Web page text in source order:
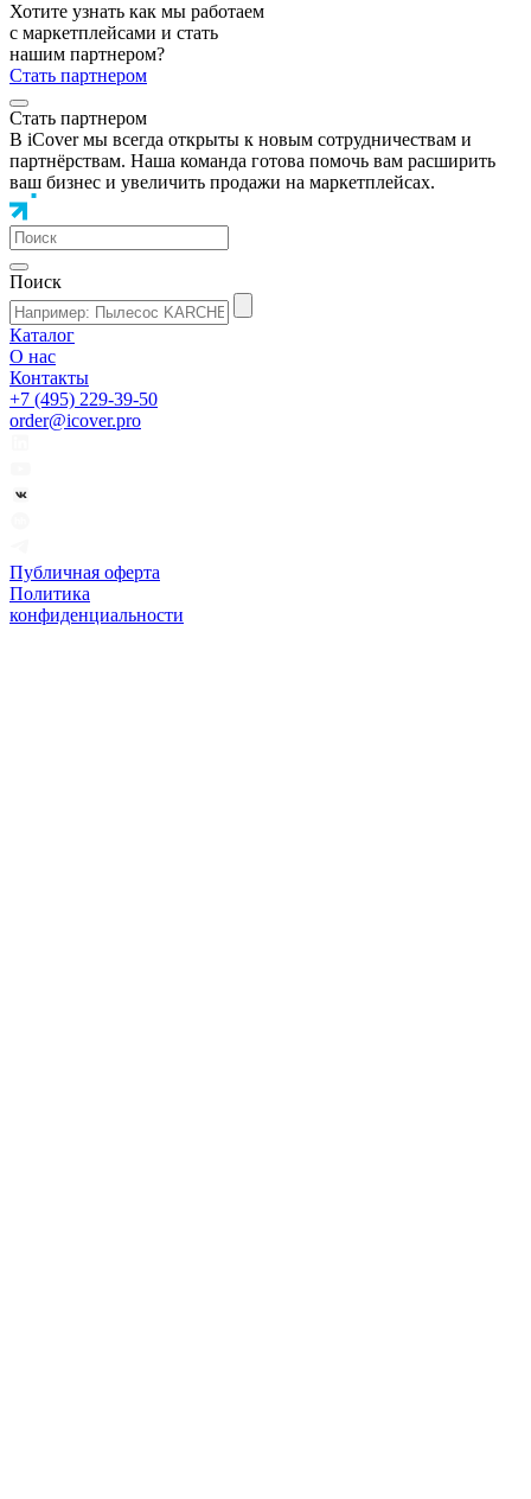
Хотите узнать как мы работаем
с маркетплейсами и стать
нашим партнером?
Стать партнером
Стать партнером
В iCover мы всегда открыты к новым сотрудничествам и
партнёрствам. Наша команда готова помочь вам расширить
ваш бизнес и увеличить продажи на маркетплейсах.
Поиск
Каталог
О нас
Контакты
+7 (495) 229-39-50
order@icover.pro
Публичная оферта
Политика
конфиденциальности